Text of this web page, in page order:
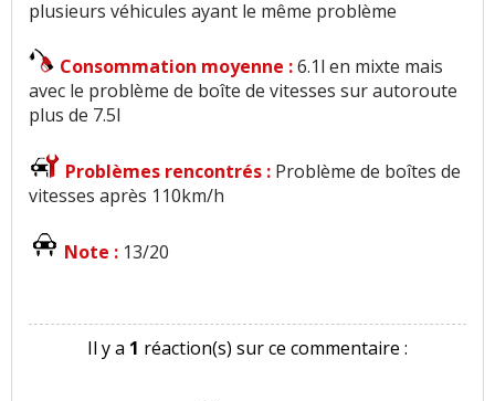
plusieurs véhicules ayant le même problème
Consommation moyenne :6.1l en mixte mais
avec le problème de boîte de vitesses sur autoroute
plus de 7.5l
Problèmes rencontrés : Problème de boîtes de
vitesses après 110km/h
Note : 13/20
Il y a 1 réaction(s) sur ce commentaire :